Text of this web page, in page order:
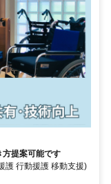
方提案可能です
護 行動援護 移動支援)